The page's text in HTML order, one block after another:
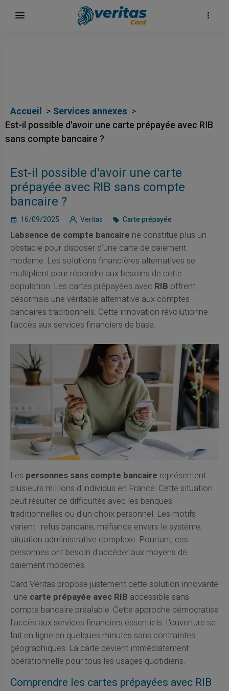
Accueil
Services annexes
Est-il possible d'avoir une carte prépayée avec RIB
sans compte bancaire ?
Est-il possible d'avoir une carte
prépayée avec RIB sans compte
bancaire ?
16/09/2025 Veritas Carte prépayée
L'absence de compte bancaire ne constitue plus un
obstacle pour disposer d'une carte de paiement
moderne. Les solutions financières alternatives se
multiplient pour répondre aux besoins de cette
population. Les cartes prépayées avec RIB offrent
désormais une véritable alternative aux comptes
bancaires traditionnels. Cette innovation révolutionne
l'accès aux services financiers de base.
Les personnes sans compte bancaire représentent
plusieurs millions d'individus en France. Cette situation
peut résulter de difficultés avec les banques
traditionnelles ou d'un choix personnel. Les motifs
varient : refus bancaire, méfiance envers le système,
situation administrative complexe. Pourtant, ces
personnes ont besoin d'accéder aux moyens de
paiement modernes.
Card Veritas propose justement cette solution innovante
: une carte prépayée avec RIB accessible sans
compte bancaire préalable. Cette approche démocratise
l'accès aux services financiers essentiels. L'ouverture se
fait en ligne en quelques minutes sans contraintes
géographiques. La carte devient immédiatement
opérationnelle pour tous les usages quotidiens.
Comprendre les cartes prépayées avec RIB